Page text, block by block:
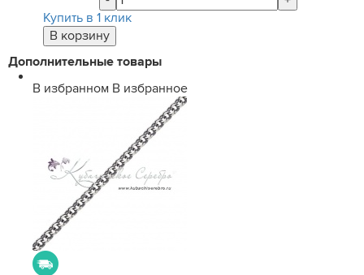
Купить в 1 клик
Дополнительные товары
В избранном В избранное